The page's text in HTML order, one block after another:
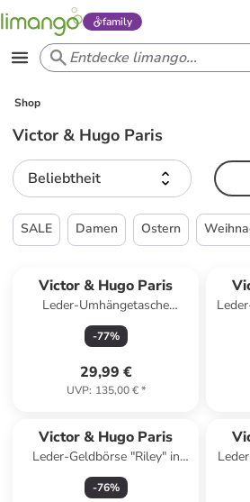
family
Shop
Victor & Hugo Paris
Beliebtheit
SALE Damen Ostern
Victor & Hugo Paris
Leder-Umhängetasche
"Zephyr" in Grün - (B)16 x
(H)10 x (T)9 cm
-77%
29,99 €
UVP: 135,00 €*
in
Victor & Hugo Paris
Leder-Geldbörse "Riley" in
Schwarz - (B)15 x (H)10 x
(T)3 cm
-76%